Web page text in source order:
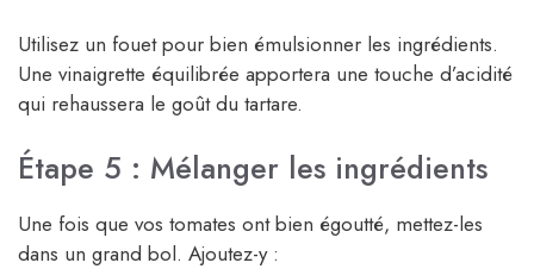
Utilisez un fouet pour bien émulsionner les ingrédients.
Une vinaigrette équilibrée apportera une touche d’acidité
qui rehaussera le goût du tartare.
Étape 5 : Mélanger les ingrédients
Une fois que vos tomates ont bien égoutté, mettez-les
dans un grand bol. Ajoutez-y :